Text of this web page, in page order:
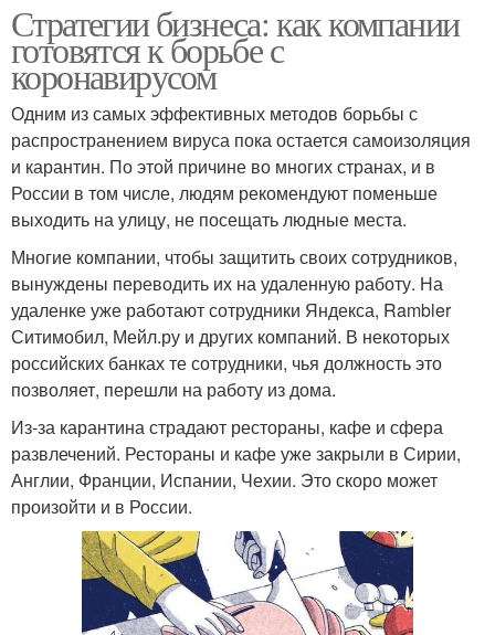
Стратегии бизнеса: как компании
готовятся к борьбе с
коронавирусом
Одним из самых эффективных методов борьбы с
распространением вируса пока остается самоизоляция
и карантин. По этой причине во многих странах, и в
России в том числе, людям рекомендуют поменьше
выходить на улицу, не посещать людные места.
Многие компании, чтобы защитить своих сотрудников,
вынуждены переводить их на удаленную работу. На
удаленке уже работают сотрудники Яндекса, Rambler
Ситимобил, Мейл.ру и других компаний. В некоторых
российских банках те сотрудники, чья должность это
позволяет, перешли на работу из дома.
Из-за карантина страдают рестораны, кафе и сфера
развлечений. Рестораны и кафе уже закрыли в Сирии,
Англии, Франции, Испании, Чехии. Это скоро может
произойти и в России.